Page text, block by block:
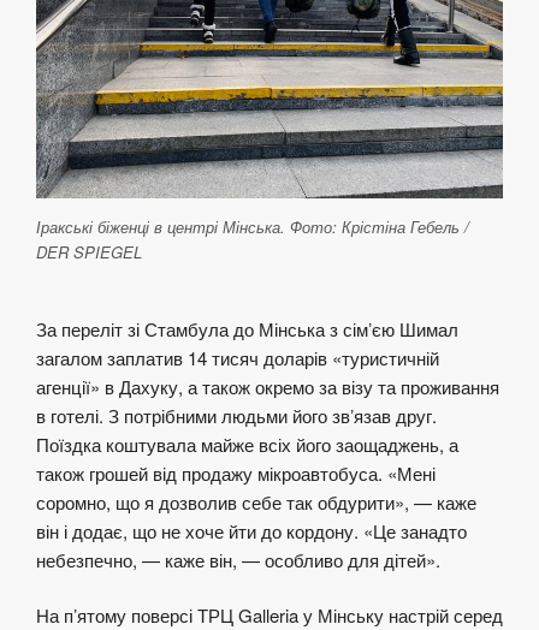
Іракські біженці в центрі Мінська. Фото: Крістіна Гебель /
DER SPIEGEL
За переліт зі Стамбула до Мінська з сімʼєю Шимал
загалом заплатив 14 тисяч доларів «туристичній
агенції» в Дахуку, а також окремо за візу та проживання
в готелі. З потрібними людьми його звʼязав друг.
Поїздка коштувала майже всіх його заощаджень, а
також грошей від продажу мікроавтобуса. «Мені
соромно, що я дозволив себе так обдурити», — каже
він і додає, що не хоче йти до кордону. «Це занадто
небезпечно, — каже він, — особливо для дітей».
На п’ятому поверсі ТРЦ Galleria у Мінську настрій серед